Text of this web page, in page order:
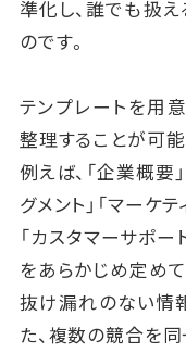
準化し、誰でも扱
のです。
テンプレートを用
整理することが可能
例えば、「企業概要
グメント」「マーケテ
「カスタマーサポー
をあらかじめ定めて
抜け漏れのない情
た、複数の競合を同